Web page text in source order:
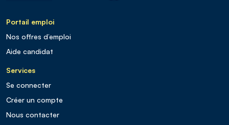
Portail emploi
Nos offres d’emploi
Aide candidat
Services
Se connecter
Créer un compte
Nous contacter